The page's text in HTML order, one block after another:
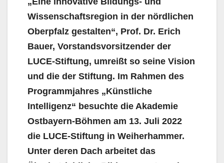
Wissenschaftsregion in der nördlichen
Oberpfalz gestalten“, Prof. Dr. Erich
Bauer, Vorstandsvorsitzender der
LUCE-Stiftung, umreißt so seine Vision
und die der Stiftung. Im Rahmen des
Programmjahres „Künstliche
Intelligenz“ besuchte die Akademie
Ostbayern-Böhmen am 13. Juli 2022
die LUCE-Stiftung in Weiherhammer.
Unter deren Dach arbeitet das